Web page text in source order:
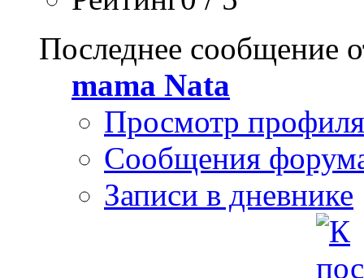
Последнее сообщение
mama Nata
Просмотр профиля
Сообщения
Записи в дневнике